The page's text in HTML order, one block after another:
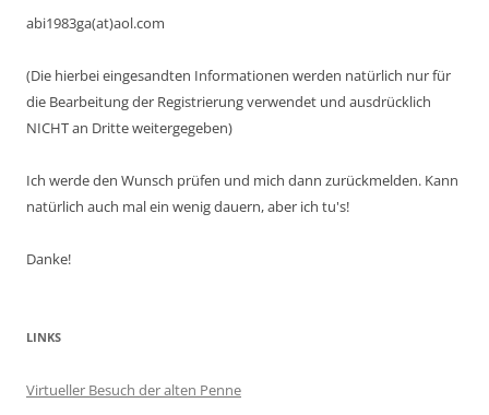
abi1983ga(at)aol.com
(Die hierbei eingesandten Informationen werden natürlich nur für
die Bearbeitung der Registrierung verwendet und ausdrücklich
NICHT an Dritte weitergegeben)
Ich werde den Wunsch prüfen und mich dann zurückmelden. Kann
natürlich auch mal ein wenig dauern, aber ich tu's!
Danke!
LINKS
Virtueller Besuch der alten Penne